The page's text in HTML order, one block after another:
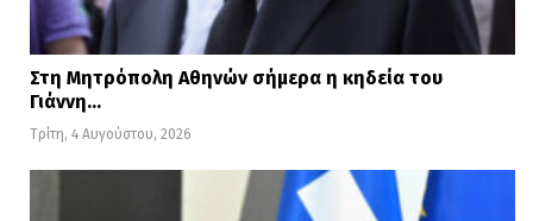
Στη Μητρόπολη Αθηνών σήμερα η κηδεία του
Γιάννη…
Τρίτη, 4 Αυγούστου, 2026